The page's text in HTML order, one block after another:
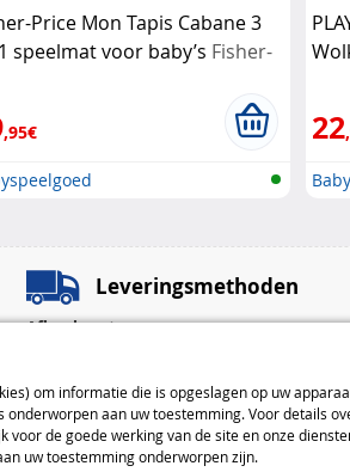
om informatie die is opgeslagen op uw
onderworpen aan uw toestemming. Voor details
voor de goede werking van de site en onze
uw toestemming onderworpen zijn.
Price Mon Tapis Cabane 3
speelmat voor baby’s Fisher-
,95€ 22
Leveringsmethoden
Afhaalpunten
Bij u thuis
Standaard
: 7,99 € van 3 tot 4
Express
: 9,99 € van 2 tot 3
Leveringsmethoden